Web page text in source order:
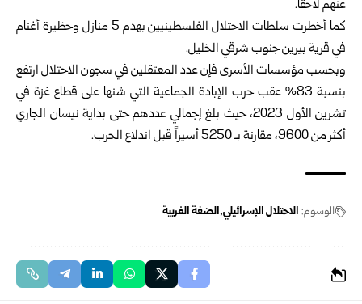
عنهم لاحقاً.
كما أخطرت سلطات الاحتلال الفلسطينيين بهدم 5 منازل وحظيرة أغنام
في قرية بيرين جنوب شرقي الخليل.
وبحسب مؤسسات الأسرى فإن عدد المعتقلين في سجون الاحتلال ارتفع
بنسبة 83% عقب حرب الإبادة الجماعية التي شنها على قطاع غزة في
تشرين الأول 2023، حيث بلغ إجمالي عددهم حتى بداية نيسان الجاري
أكثر من 9600، مقارنة بـ 5250 أسيراً قبل اندلاع الحرب.
الوسوم: الاحتلال الإسرائيلي الضفة الغربية